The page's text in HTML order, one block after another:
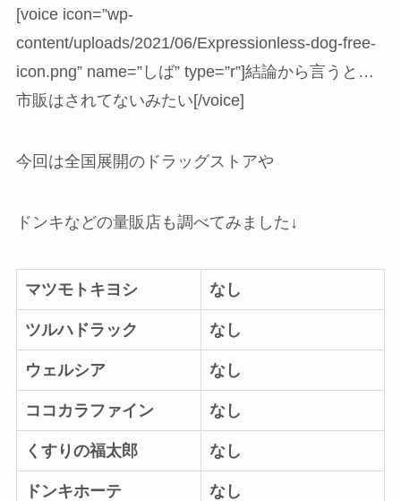
[voice icon=”wp-
content/uploads/2021/06/Expressionless-dog-free-
icon.png” name=”しば” type=”r”]結論から言うと…
市販はされてないみたい[/voice]
今回は全国展開のドラッグストアや
ドンキなどの量販店も調べてみました↓
マツモトキヨシ なし
ツルハドラック なし
ウェルシア なし
ココカラファイン なし
くすりの福太郎 なし
ドンキホーテ なし